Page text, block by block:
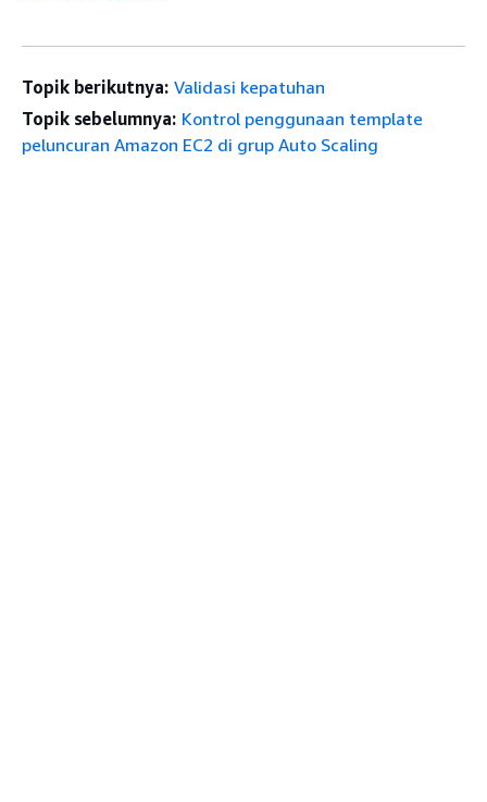
Topik berikutnya: Validasi kepatuhan
Topik sebelumnya: Kontrol penggunaan template
peluncuran Amazon EC2 di grup Auto Scaling